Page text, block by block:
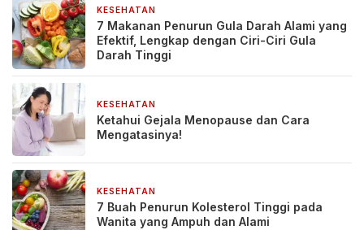
KESEHATAN
7 Makanan Penurun Gula Darah Alami yang
Efektif, Lengkap dengan Ciri-Ciri Gula
Darah Tinggi
KESEHATAN
Ketahui Gejala Menopause dan Cara
Mengatasinya!
KESEHATAN
7 Buah Penurun Kolesterol Tinggi pada
Wanita yang Ampuh dan Alami